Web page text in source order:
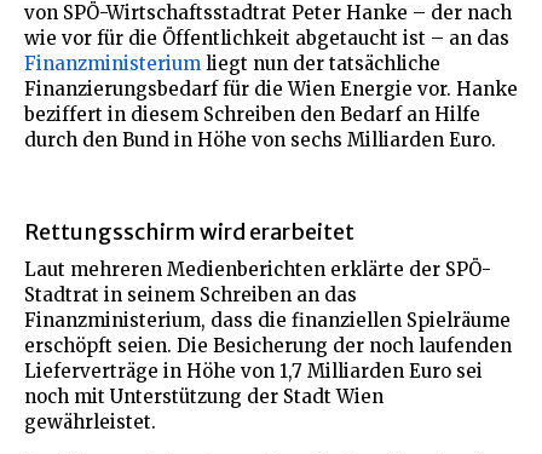
von SPÖ-Wirtschaftsstadtrat Peter Hanke – der nach
wie vor für die Öffentlichkeit abgetaucht ist – an das
Finanzministerium liegt nun der tatsächliche
Finanzierungsbedarf für die Wien Energie vor. Hanke
beziffert in diesem Schreiben den Bedarf an Hilfe
durch den Bund in Höhe von sechs Milliarden Euro.
Rettungsschirm wird erarbeitet
Laut mehreren Medienberichten erklärte der SPÖ-
Stadtrat in seinem Schreiben an das
Finanzministerium, dass die finanziellen Spielräume
erschöpft seien. Die Besicherung der noch laufenden
Lieferverträge in Höhe von 1,7 Milliarden Euro sei
noch mit Unterstützung der Stadt Wien
gewährleistet.